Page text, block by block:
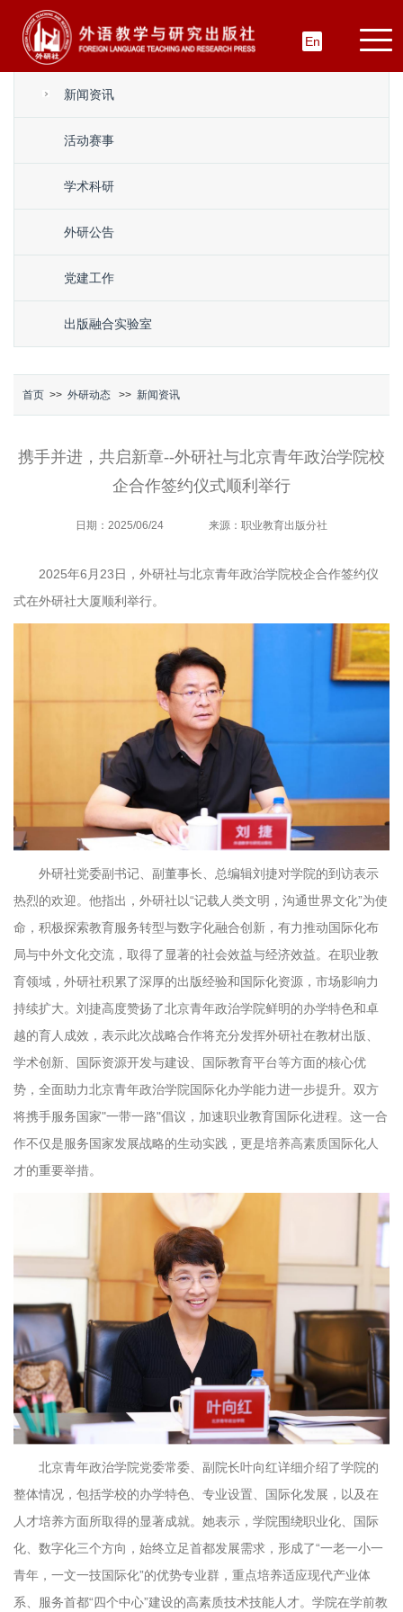
En
新闻资讯
活动赛事
学术科研
外研公告
党建工作
出版融合实验室
首页 >> 外研动态 >> 新闻资讯
携手并进，共启新章--外研社与北京青年政治学院校
企合作签约仪式顺利举行
日期：2025/06/24 来源：职业教育出版分社
2025年6月23日，外研社与北京青年政治学院校企合作签约仪
式在外研社大厦顺利举行。
外研社党委副书记、副董事长、总编辑刘捷对学院的到访表示
热烈的欢迎。他指出，外研社以“记载人类文明，沟通世界文化”为使
命，积极探索教育服务转型与数字化融合创新，有力推动国际化布
局与中外文化交流，取得了显著的社会效益与经济效益。在职业教
育领域，外研社积累了深厚的出版经验和国际化资源，市场影响力
持续扩大。刘捷高度赞扬了北京青年政治学院鲜明的办学特色和卓
越的育人成效，表示此次战略合作将充分发挥外研社在教材出版、
学术创新、国际资源开发与建设、国际教育平台等方面的核心优
势，全面助力北京青年政治学院国际化办学能力进一步提升。双方
将携手服务国家"一带一路"倡议，加速职业教育国际化进程。这一合
作不仅是服务国家发展战略的生动实践，更是培养高素质国际化人
才的重要举措。
北京青年政治学院党委常委、副院长叶向红详细介绍了学院的
整体情况，包括学校的办学特色、专业设置、国际化发展，以及在
人才培养方面所取得的显著成就。她表示，学院围绕职业化、国际
化、数字化三个方向，始终立足首都发展需求，形成了“一老一小一
青年，一文一技国际化”的优势专业群，重点培养适应现代产业体
系、服务首都“四个中心”建设的高素质技术技能人才。学院在学前教